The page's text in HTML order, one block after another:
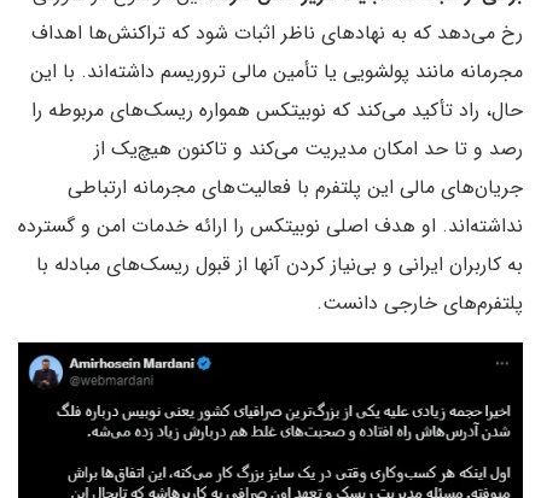
رخ می‌دهد که به نهادهای ناظر اثبات شود که تراکنش‌ها اهداف
مجرمانه مانند پولشویی یا تأمین مالی تروریسم داشته‌اند. با این
حال، راد تأکید می‌کند که نوبیتکس همواره ریسک‌های مربوطه را
رصد و تا حد امکان مدیریت می‌کند و تاکنون هیچ‌یک از
جریان‌های مالی این پلتفرم با فعالیت‌های مجرمانه ارتباطی
نداشته‌اند. او هدف اصلی نوبیتکس را ارائه خدمات امن و گسترده‌
به کاربران ایرانی و بی‌نیاز کردن آنها از قبول ریسک‌های مبادله با
پلتفرم‌های خارجی دانست.